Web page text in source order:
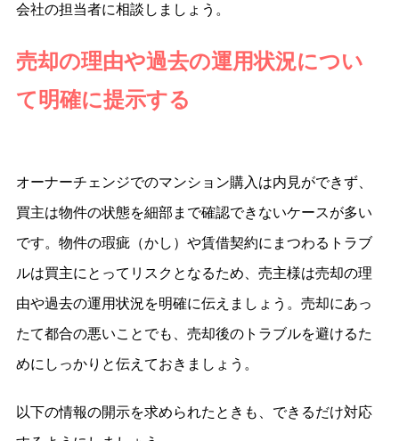
会社の担当者に相談しましょう。
売却の理由や過去の運用状況につい
て明確に提示する
オーナーチェンジでのマンション購入は内見ができず、
買主は物件の状態を細部まで確認できないケースが多い
です。物件の瑕疵（かし）や賃借契約にまつわるトラブ
ルは買主にとってリスクとなるため、売主様は売却の理
由や過去の運用状況を明確に伝えましょう。売却にあっ
たて都合の悪いことでも、売却後のトラブルを避けるた
めにしっかりと伝えておきましょう。
以下の情報の開示を求められたときも、できるだけ対応